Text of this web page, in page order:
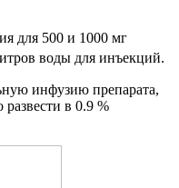
для 500 и 1000 мг
воды для инъекций.
инфузию препарата,
в 0.9 %